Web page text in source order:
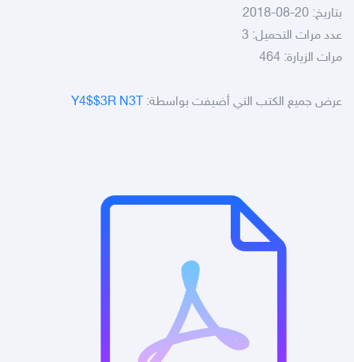
بتاريخ: 20-08-2018
عدد مرات التحميل: 3
مرات الزيارة: 464
عرض جميع الكتب التي أضيفت بواسطة: Y4$$3R N3T